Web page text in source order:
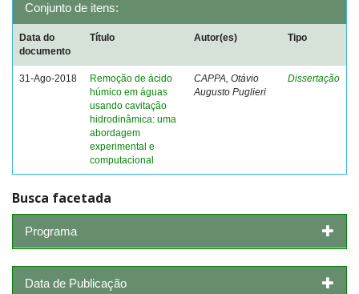
Conjunto de itens:
Data do
documento
Título Autor(es) Tipo
31-Ago-2018
Remoção de ácido
húmico em águas
usando cavitação
hidrodinâmica: uma
abordagem
experimental e
computacional
CAPPA, Otávio
Augusto Puglieri
Dissertação
Busca facetada
Programa
Data de Publicação